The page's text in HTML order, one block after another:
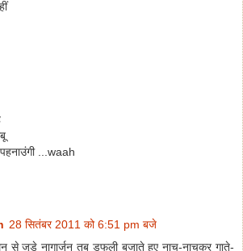
...waah
28 सितंबर 2011 को 6:51 pm बजे
से जुड़े नागार्जुन तब डफली बजाते हुए नाच-नाचकर गाते-